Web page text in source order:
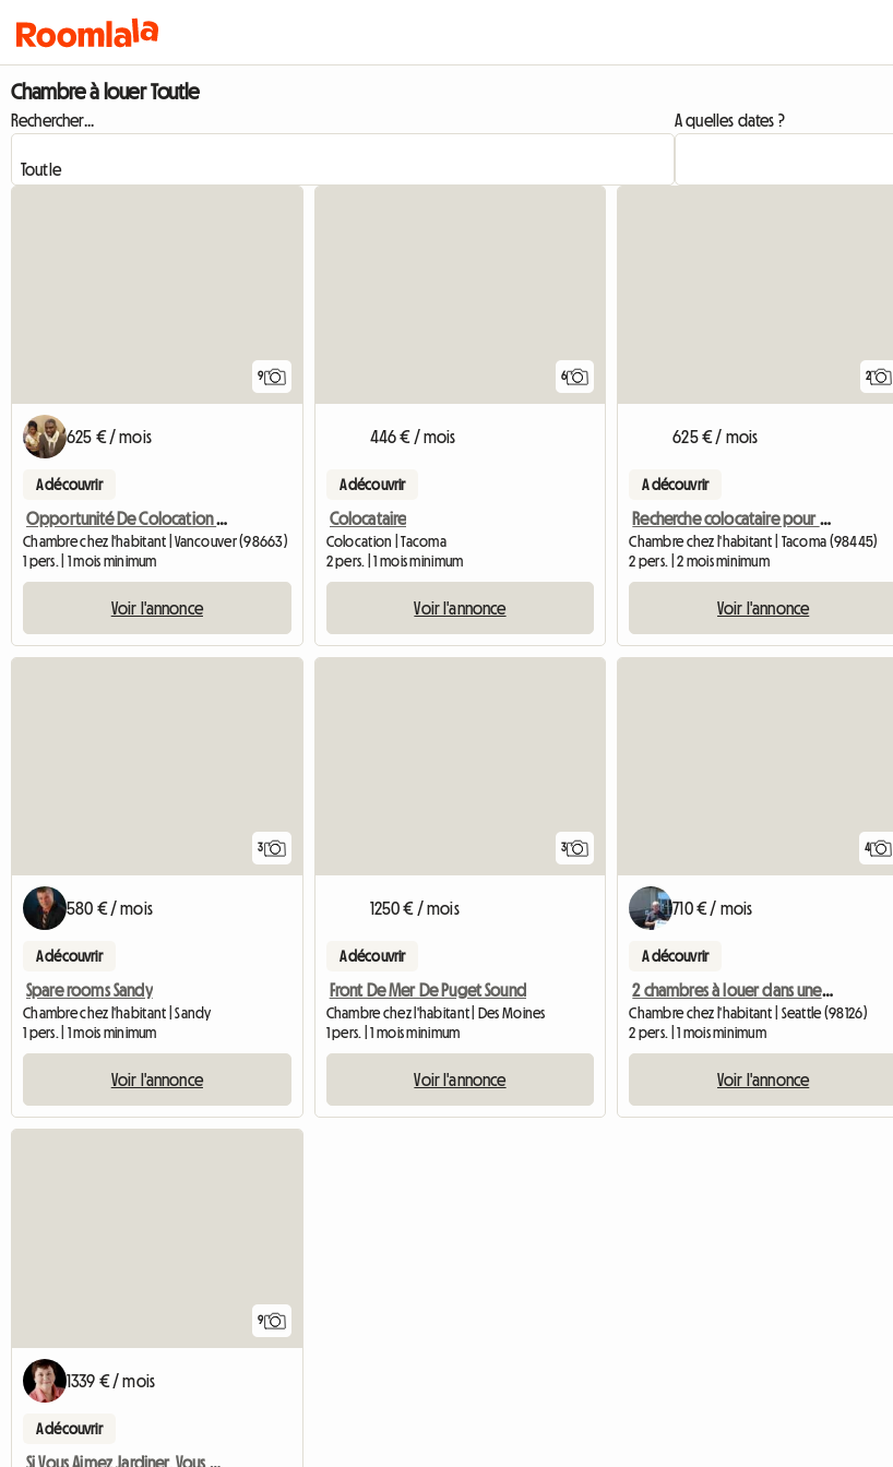
Chambre à louer Toutle
Rechercher... A quelles dates ?
9
625 € / mois
A découvrir
Opportunité De Colocation 4 Cool Roommate
Chambre chez l'habitant | Vancouver (98663)
1 pers. | 1 mois minimum
Voir l'annonce
6
446 € / mois
A découvrir
Colocataire
Colocation | Tacoma
2 pers. | 1 mois minimum
Voir l'annonce
2
625 € / mois
A découvrir
Recherche colocataire pour 2 chambres/2 salles de bain
Chambre chez l'habitant | Tacoma (98445)
2 pers. | 2 mois minimum
Voir l'annonce
3
580 € / mois
A découvrir
Spare rooms Sandy
Chambre chez l'habitant | Sandy
1 pers. | 1 mois minimum
Voir l'annonce
3
1250 € / mois
A découvrir
Front De Mer De Puget Sound
Chambre chez l'habitant | Des Moines
1 pers. | 1 mois minimum
Voir l'annonce
4
710 € / mois
A découvrir
2 chambres à louer dans une grande maison
Chambre chez l'habitant | Seattle (98126)
2 pers. | 1 mois minimum
Voir l'annonce
9
1339 € / mois
A découvrir
Si Vous Aimez Jardiner, Vous Allez Adorer Cette Maison Greenwood